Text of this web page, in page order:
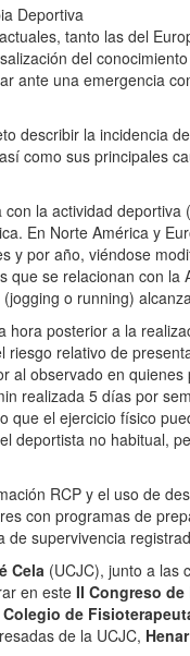
tanto las del
del
ante una emergencia
describir la incidencia
como sus principales
la actividad
En Norte América y
y por año, viéndose
que se relacionan con
o running)
hora posterior a la
riesgo relativo de
al observado en
realizada 5 días por
que el ejercicio físico
deportista no habitual,
RCP y el uso de
con programas de
de supervivencia
Cela (UCJC), junto a las
en este II Congreso
de
de la UCJC,